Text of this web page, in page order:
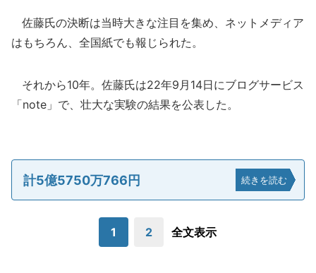
佐藤氏の決断は当時大きな注目を集め、ネットメディア
はもちろん、全国紙でも報じられた。
それから10年。佐藤氏は22年9月14日にブログサービス
「note」で、壮大な実験の結果を公表した。
計5億5750万766円 続きを読む
1 2 全文表示